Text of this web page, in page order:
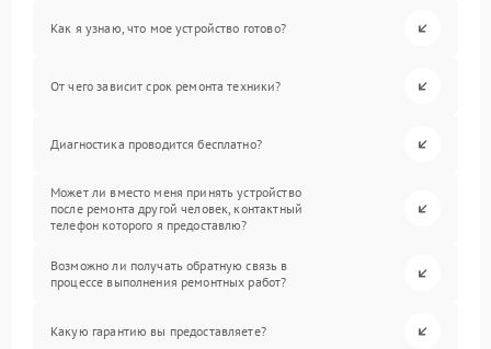
Как я узнаю, что мое устройство готово?
От чего зависит срок ремонта техники?
Диагностика проводится бесплатно?
Может ли вместо меня принять устройство
после ремонта другой человек, контактный
телефон которого я предоставлю?
Возможно ли получать обратную связь в
процессе выполнения ремонтных работ?
Какую гарантию вы предоставляете?